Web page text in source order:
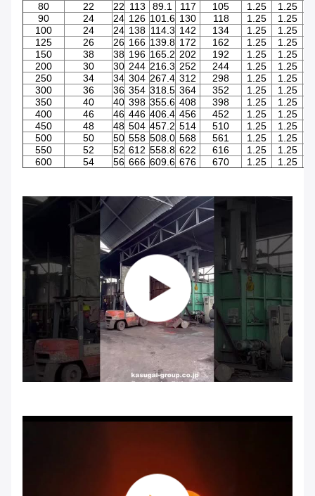
80
22 22 113 89.1 117 105 1.25 1.25
90
24 24 126 101.6 130 118 1.25 1.25
100
24 24 138 114.3 142 134 1.25 1.25
125
26 26 166 139.8 172 162 1.25 1.25
150
38 38 196 165.2 202 192 1.25 1.25
200
30 30 244 216.3 252 244 1.25 1.25
250
34 34 304 267.4 312 298 1.25 1.25
300
36 36 354 318.5 364 352 1.25 1.25
350
40 40 398 355.6 408 398 1.25 1.25
400
46 46 446 406.4 456 452 1.25 1.25
450
48 48 504 457.2 514 510 1.25 1.25
500
50 50 558 508.0 568 561 1.25 1.25
550
52 52 612 558.8 622 616 1.25 1.25
600
54 56 666 609.6 676 670 1.25 1.25